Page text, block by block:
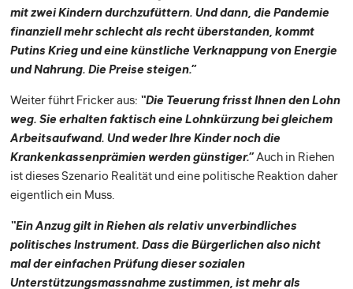
mit zwei Kindern durchzufüttern. Und dann, die Pandemie
finanziell mehr schlecht als recht überstanden, kommt
Putins Krieg und eine künstliche Verknappung von Energie
und Nahrung. Die Preise steigen.”
Weiter führt Fricker aus: “Die Teuerung frisst Ihnen den Lohn
weg. Sie erhalten faktisch eine Lohnkürzung bei gleichem
Arbeitsaufwand. Und weder Ihre Kinder noch die
Krankenkassenprämien werden günstiger.” Auch in Riehen
ist dieses Szenario Realität und eine politische Reaktion daher
eigentlich ein Muss.
“Ein Anzug gilt in Riehen als relativ unverbindliches
politisches Instrument. Dass die Bürgerlichen also nicht
mal der einfachen Prüfung dieser sozialen
Unterstützungsmassnahme zustimmen, ist mehr als